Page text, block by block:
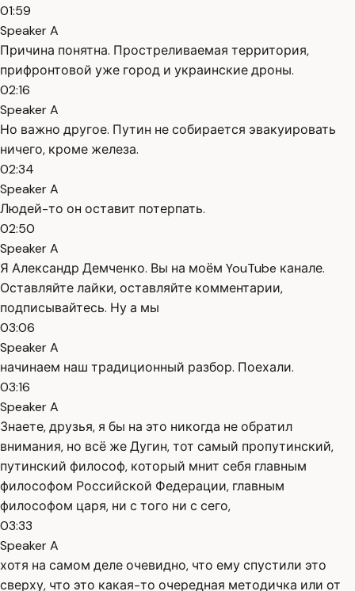
01:59
Speaker A
Причина понятна. Простреливаемая территория,
прифронтовой уже город и украинские дроны.
02:16
Speaker A
Но важно другое. Путин не собирается эвакуировать
ничего, кроме железа.
02:34
Speaker A
Людей-то он оставит потерпать.
02:50
Speaker A
Я Александр Демченко. Вы на моём YouTube канале.
Оставляйте лайки, оставляйте комментарии,
подписывайтесь. Ну а мы
03:06
Speaker A
начинаем наш традиционный разбор. Поехали.
03:16
Speaker A
Знаете, друзья, я бы на это никогда не обратил
внимания, но всё же Дугин, тот самый пропутинский,
путинский философ, который мнит себя главным
философом Российской Федерации, главным
философом царя, ни с того ни с сего,
03:33
Speaker A
хотя на самом деле очевидно, что ему спустили это
сверху, что это какая-то очередная методичка или от